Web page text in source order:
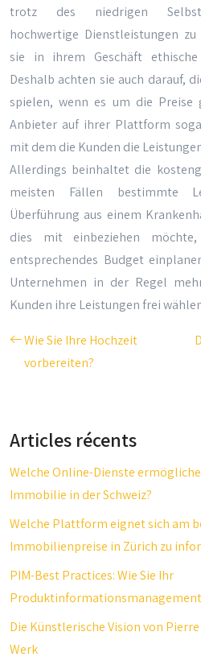
trotz des niedrigen
hochwertige Dienstleistungen
sie in ihrem Geschäft
Deshalb achten sie auch darauf,
spielen, wenn es um die Preise
Anbieter auf ihrer Plattform
mit dem die Kunden die
Allerdings beinhaltet die
meisten Fällen bestimmte
Überführung aus einem
dies mit einbeziehen
entsprechendes Budget
Unternehmen in der Regel
Kunden ihre Leistungen frei
Wie Sie Ihre Hochzeit
vorbereiten?
Articles récents
Welche Online-Dienste
Immobilie in der Schweiz?
Welche Plattform eignet sich am
Immobilienpreise in Zürich zu
PIM-Best Practices: Wie Sie Ihr
Die Künstlerische Vision von
Werk